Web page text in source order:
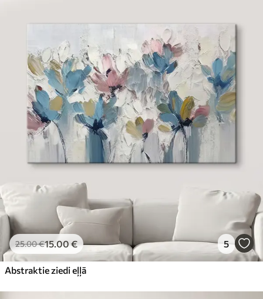
25.00€15.00€ 5
Abstraktie ziedi eļļā